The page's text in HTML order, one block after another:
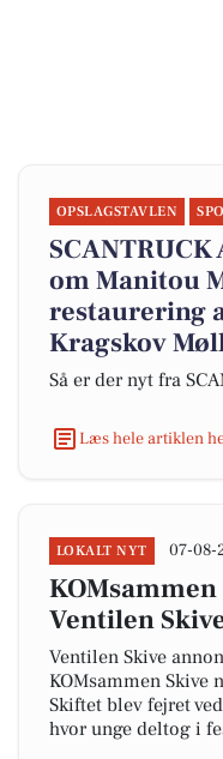
OPSLAGSTAVLEN
om Manitou
restaurering
Kragskov
Så er der nyt fra
Læs hele artiklen
LOKALT NYT 07-08-
Ventilen
Ventilen Skive
KOMsammen Skive
Skiftet blev fejret
hvor unge deltog i